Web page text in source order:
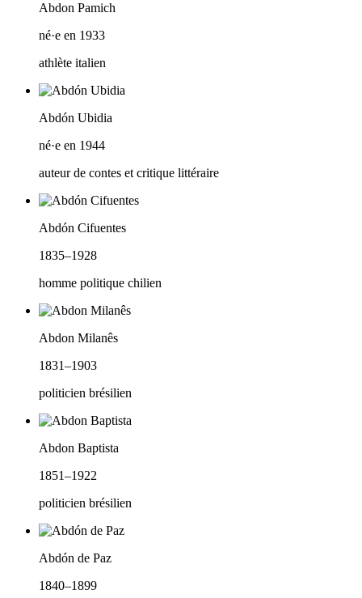
Abdon Pamich
né·e en 1933
athlète italien
Abdón Ubidia
né·e en 1944
auteur de contes et critique littéraire
Abdón Cifuentes
1835–1928
homme politique chilien
Abdon Milanês
1831–1903
politicien brésilien
Abdon Baptista
1851–1922
politicien brésilien
Abdón de Paz
1840–1899